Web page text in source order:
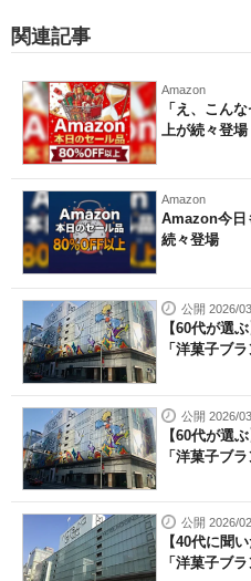
関連記事
Amazon
「え、こん
上が続々登
Amazon
Amazon今日
続々登場
公開 2026/
【60代が選
「洋菓子ブ
公開 2026/
【60代が選
「洋菓子ブ
公開 2026/
【40代に聞
「洋菓子ブ